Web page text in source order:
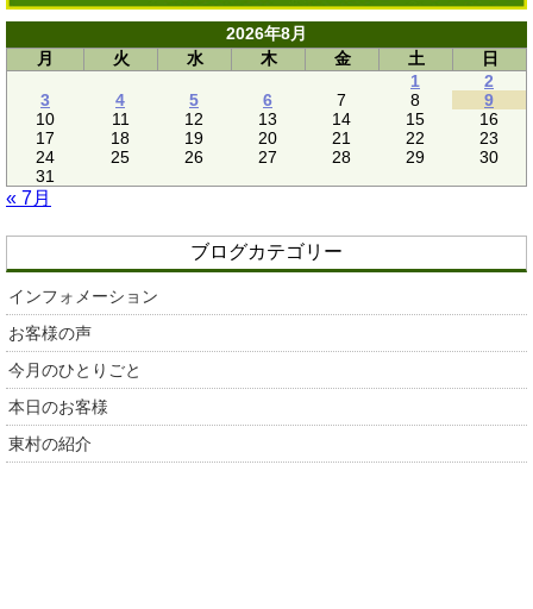
2026年8月
月
火 水 木 金 土
日
1
2
3
4 5 6 7 8
9
10
11 12 13 14 15
16
17
18 19 20 21 22
23
24
25 26 27 28 29
30
31
« 7月
ブログカテゴリー
インフォメーション
お客様の声
今月のひとりごと
本日のお客様
東村の紹介